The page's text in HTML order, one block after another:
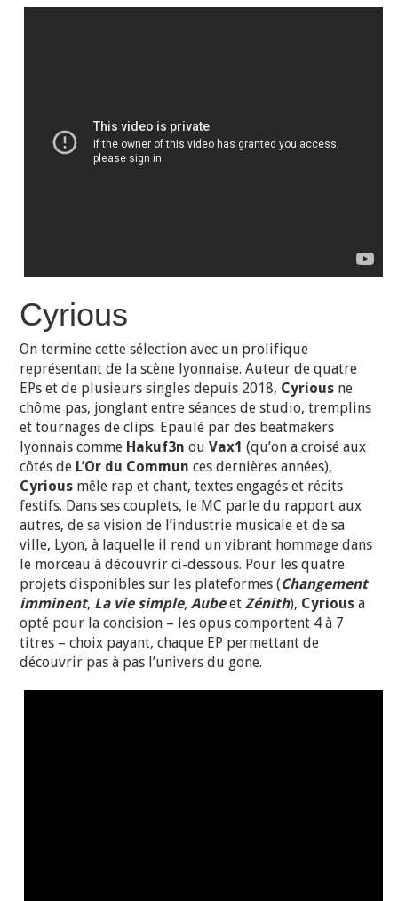
Cyrious
On termine cette sélection avec un prolifique
représentant de la scène lyonnaise. Auteur de quatre
EPs et de plusieurs singles depuis 2018, Cyrious ne
chôme pas, jonglant entre séances de studio, tremplins
et tournages de clips. Epaulé par des beatmakers
lyonnais comme Hakuf3n ouVax1 (qu’on a croisé aux
côtés de L’Or du Commun ces dernières années),
Cyrious mêle rap et chant, textes engagés et récits
festifs. Dans ses couplets, le MC parle du rapport aux
autres, de sa vision de l’industrie musicale et de sa
ville, Lyon, à laquelle il rend un vibrant hommage dans
le morceau à découvrir ci-dessous. Pour les quatre
projets disponibles sur les plateformes (Changement
imminent, La vie simple,AubeetZénith), Cyrious a
opté pour la concision – les opus comportent 4 à 7
titres – choix payant, chaque EP permettant de
découvrir pas à pas l’univers du gone.